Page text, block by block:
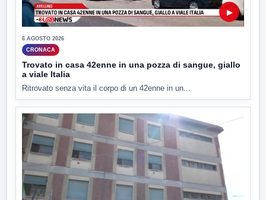
▶
6 AGOSTO 2026
CRONACA
Trovato in casa 42enne in una pozza di sangue, giallo
a viale Italia
Ritrovato senza vita il corpo di un 42enne in un...